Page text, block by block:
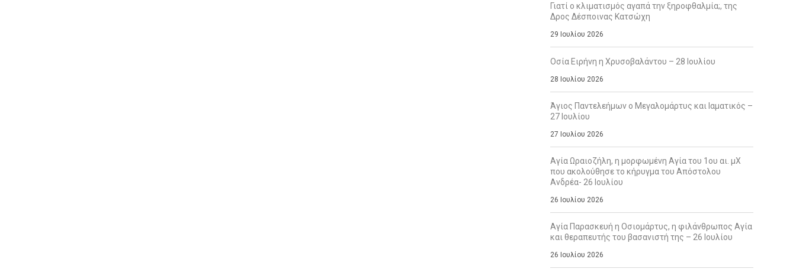
Γιατί ο κλιματισμός αγαπά την ξηροφθαλμία;, της
Δρος Δέσποινας Κατσώχη
29 Ιουλίου 2026
Οσία Ειρήνη η Χρυσοβαλάντου – 28 Ιουλίου
28 Ιουλίου 2026
Άγιος Παντελεήμων ο Μεγαλομάρτυς και Ιαματικός –
27 Ιουλίου
27 Ιουλίου 2026
Αγία Ωραιοζήλη, η μορφωμένη Αγία του 1ου αι. μΧ
που ακολούθησε το κήρυγμα του Απόστολου
Ανδρέα- 26 Ιουλίου
26 Ιουλίου 2026
Αγία Παρασκευή η Οσιομάρτυς, η φιλάνθρωπος Αγία
και θεραπευτής του βασανιστή της – 26 Ιουλίου
26 Ιουλίου 2026